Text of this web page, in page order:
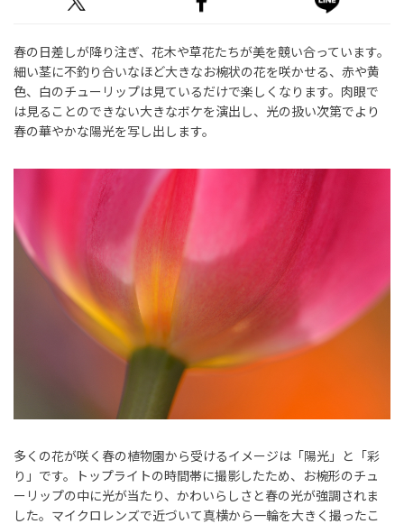
春の日差しが降り注ぎ、花木や草花たちが美を競い合っています。
細い茎に不釣り合いなほど大きなお椀状の花を咲かせる、赤や黄
色、白のチューリップは見ているだけで楽しくなります。肉眼で
は見ることのできない大きなボケを演出し、光の扱い次第でより
春の華やかな陽光を写し出します。
多くの花が咲く春の植物園から受けるイメージは「陽光」と「彩
り」です。トップライトの時間帯に撮影したため、お椀形のチュ
ーリップの中に光が当たり、かわいらしさと春の光が強調されま
した。マイクロレンズで近づいて真横から一輪を大きく撮ったこ